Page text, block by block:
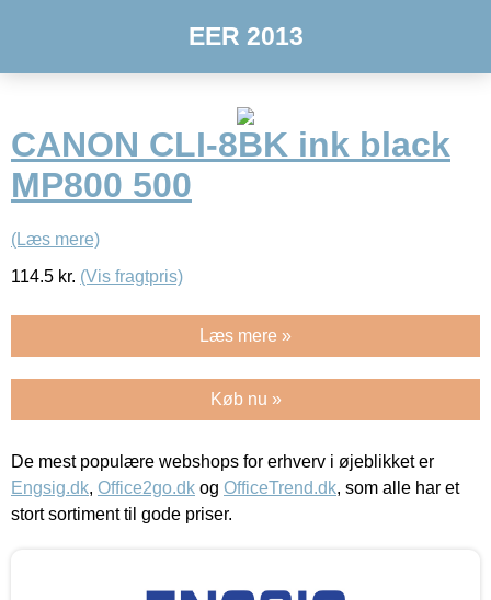
EER 2013
CANON CLI-8BK ink black
MP800 500
(Læs mere)
114.5 kr. (Vis fragtpris)
Læs mere »
Køb nu »
De mest populære webshops for erhverv i øjeblikket er
Engsig.dk, Office2go.dk og OfficeTrend.dk, som alle har et
stort sortiment til gode priser.